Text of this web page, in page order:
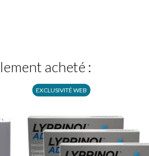
acheté :
EXCLUSIVITÉ WEB